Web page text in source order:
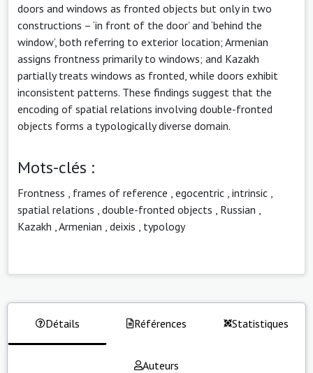
doors and windows as fronted objects but only in two
constructions – ‘in front of the door’ and ‘behind the
window’, both referring to exterior location; Armenian
assigns frontness primarily to windows; and Kazakh
partially treats windows as fronted, while doors exhibit
inconsistent patterns. These findings suggest that the
encoding of spatial relations involving double-fronted
objects forms a typologically diverse domain.
Mots-clés :
Frontness frames of reference egocentric intrinsic
spatial relations double-fronted objects Russian
Kazakh Armenian deixis typology
Détails Références Statistiques
Auteurs